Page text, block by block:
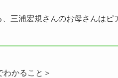
三浦宏規さんのお母さんはピ
わかること＞